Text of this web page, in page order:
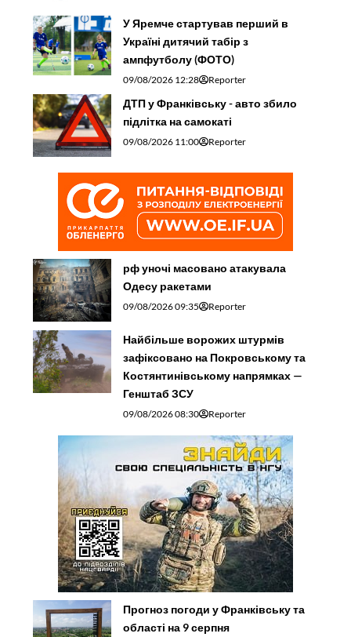
У Яремче стартував перший в
Україні дитячий табір з
ампфутболу (ФОТО)
09/08/2026 12:28 Reporter
ДТП у Франківську - авто збило
підлітка на самокаті
09/08/2026 11:00 Reporter
рф уночі масовано атакувала
Одесу ракетами
09/08/2026 09:35 Reporter
Найбільше ворожих штурмів
зафіксовано на Покровському та
Костянтинівському напрямках —
Генштаб ЗСУ
09/08/2026 08:30 Reporter
Прогноз погоди у Франківську та
області на 9 серпня